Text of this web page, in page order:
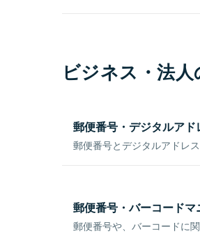
ビジネス・法
郵便番号・デジタルアド
郵便番号とデジタルアドレ
郵便番号・バーコードマ
郵便番号や、バーコードに